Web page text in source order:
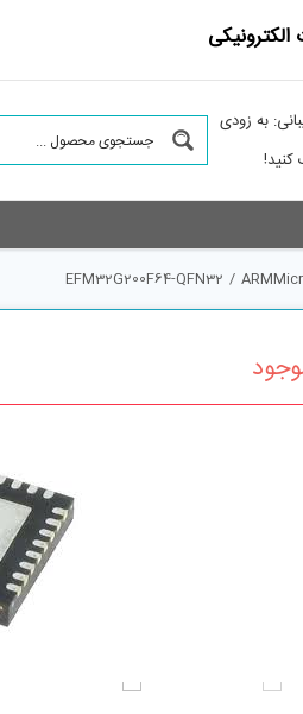
به زودی
کنید!
/
EFM32G200F64-QFN32